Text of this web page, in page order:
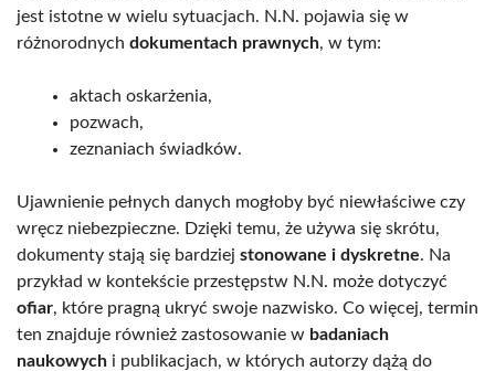
jest istotne w wielu sytuacjach. N.N. pojawia się w
różnorodnych dokumentach prawnych, w tym:
aktach oskarżenia,
pozwach,
zeznaniach świadków.
Ujawnienie pełnych danych mogłoby być niewłaściwe czy
wręcz niebezpieczne. Dzięki temu, że używa się skrótu,
dokumenty stają się bardziej stonowane i dyskretne. Na
przykład w kontekście przestępstw N.N. może dotyczyć
ofiar, które pragną ukryć swoje nazwisko. Co więcej, termin
ten znajduje również zastosowanie w badaniach
naukowych i publikacjach, w których autorzy dążą do